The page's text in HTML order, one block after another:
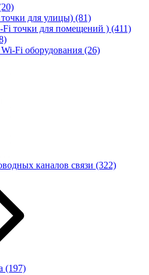
для улицы) (81)
точки для помещений ) (411)
Fi оборудования (26)
каналов связи (322)
(197)